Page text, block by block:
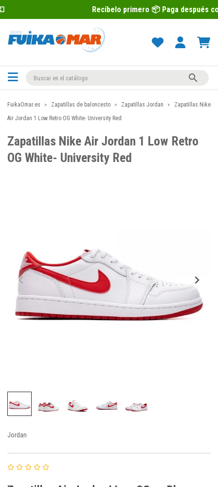
Recíbelo primero 📦 Paga después con Sequra 💶

FuikaOmar.es Zapatillas de baloncesto Zapatillas Jordan
Zapatillas Nike
Air Jordan 1 Low Retro OG White- University Red
Zapatillas Nike Air Jordan 1 Low Retro
OG White- University Red
Jordan